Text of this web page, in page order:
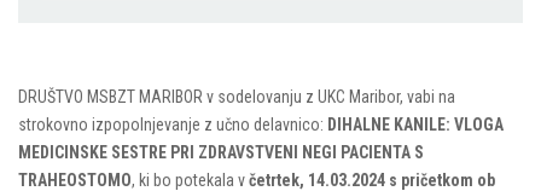
DRUŠTVO MSBZT MARIBOR v sodelovanju z UKC Maribor, vabi na
strokovno izpopolnjevanje z učno delavnico: DIHALNE KANILE: VLOGA
MEDICINSKE SESTRE PRI ZDRAVSTVENI NEGI PACIENTA S
TRAHEOSTOMO, ki bo potekala včetrtek, 14.03.2024 s pričetkom ob